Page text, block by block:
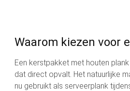
Waarom kiezen voor
Een kerstpakket met houten
dat direct opvalt. Het natuurlijke
nu gebruikt als serveerplank